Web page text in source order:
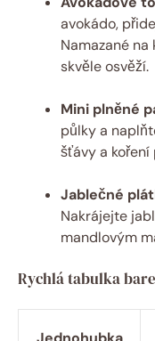
avokádo,
Namazané
skvěle osvěží.
Mini plněné
půlky a
šťávy a
Jablečné
Nakrájejte
mandlovým
Rychlá tabulka